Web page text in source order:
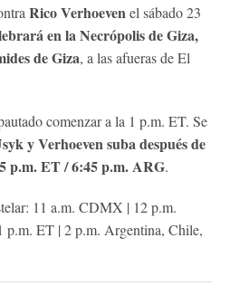
Rico Verhoevenel sábado 23
en la Necrópolis de Giza,
de Giza, a las afueras de El
comenzar a la 1 p.m. ET. Se
y Verhoeven suba después de
p.m. ET / 6:45 p.m. ARG.
11 a.m. CDMX | 12 p.m.
p.m. ET | 2 p.m. Argentina, Chile,